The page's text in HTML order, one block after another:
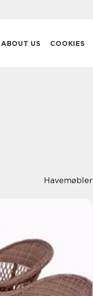
ABOUT US COOKIES
Havemøbler